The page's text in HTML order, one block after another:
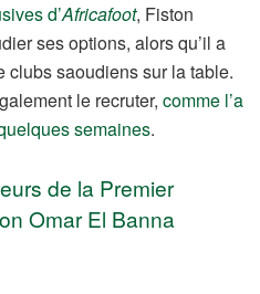
d’Africafoot, Fiston
ses options, alors qu’il a
clubs saoudiens sur la table.
le recruter, comme l’a
semaines.
de la Premier
Omar El Banna